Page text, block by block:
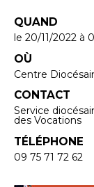
QUAND
le 20/11/2022 à
OÙ
Centre
CONTACT
Service
des Vocations
TÉLÉPHONE
09 75 71 72 62